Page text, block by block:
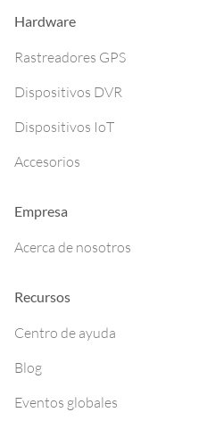
Hardware
Rastreadores GPS
Dispositivos DVR
Dispositivos IoT
Accesorios
Empresa
Acerca de nosotros
Recursos
Centro de ayuda
Blog
Eventos globales